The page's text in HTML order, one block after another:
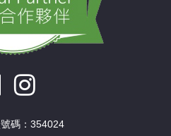
碼：354024